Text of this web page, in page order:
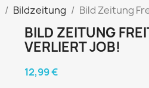
AUTO & MOTOR
auto motor sport Archiv
Broschüren
Bildzeitung Bild Zeitung
BILD ZEITUNG
VERLIERT JOB!
12,99 €